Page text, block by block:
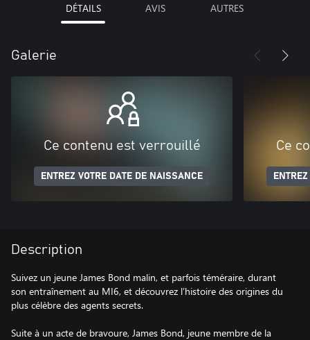
DÉTAILS AVIS AUTRES
Galerie
Ce contenu est verrouillé
ENTREZ VOTRE DATE DE NAISSANCE
Ce
Description
Suivez un jeune James Bond malin, et parfois téméraire, durant
son entraînement au MI6, et découvrez l’histoire des origines du
plus célèbre des agents secrets.
Suite à un acte de bravoure, James Bond, jeune membre de la